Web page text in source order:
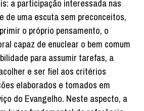
a participação interessada nas
de uma escuta sem preconceitos,
o próprio pensamento, o
capaz de enuclear o bem comum
para assumir tarefas, a
e ser fiel aos critérios
elaborados e tomados em
do Evangelho. Neste aspecto, a